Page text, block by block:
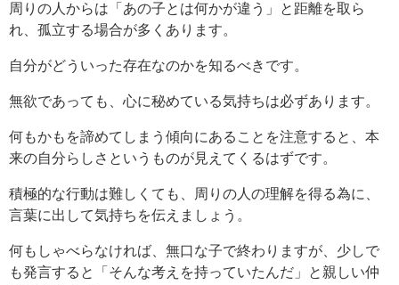
周りの人からは「あの子とは何かが違う」と距離を取ら
れ、孤立する場合が多くあります。
自分がどういった存在なのかを知るべきです。
無欲であっても、心に秘めている気持ちは必ずあります。
何もかもを諦めてしまう傾向にあることを注意すると、本
来の自分らしさというものが見えてくるはずです。
積極的な行動は難しくても、周りの人の理解を得る為に、
言葉に出して気持ちを伝えましょう。
何もしゃべらなければ、無口な子で終わりますが、少しで
も発言すると「そんな考えを持っていたんだ」と親しい仲